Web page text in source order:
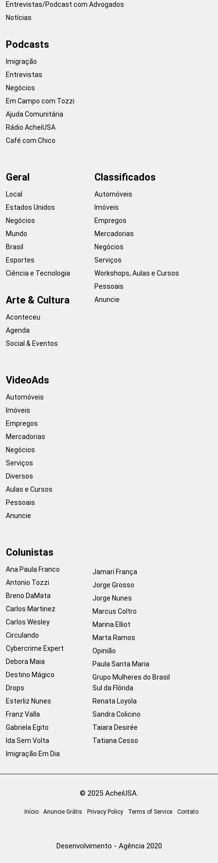
Entrevistas/Podcast com Advogados
Notícias
Podcasts
Imigração
Entrevistas
Negócios
Em Campo com Tozzi
Ajuda Comunitária
Rádio AcheiUSA
Café com Chico
Geral
Local
Estados Unidos
Negócios
Mundo
Brasil
Esportes
Ciência e Tecnologia
Arte & Cultura
Aconteceu
Agenda
Social & Eventos
Classificados
Automóveis
Imóveis
Empregos
Mercadorias
Negócios
Serviços
Workshops, Aulas e Cursos
Pessoais
Anuncie
VideoAds
Automóveis
Imóveis
Empregos
Mercadorias
Negócios
Serviços
Diversos
Aulas e Cursos
Pessoais
Anuncie
Colunistas
Ana Paula Franco
Antonio Tozzi
Breno DaMata
Carlos Martinez
Carlos Wesley
Circulando
Cybercrime Expert
Debora Maia
Destino Mágico
Drops
Esterliz Nunes
Franz Valla
Gabriela Egito
Ida Sem Volta
Imigração Em Dia
Jamari França
Jorge Grosso
Jorge Nunes
Marcus Coltro
Marina Elliot
Marta Ramos
Opinião
Paula Santa Maria
Grupo Mulheres do Brasil
Sul da Flórida
Renata Loyola
Sandra Colicino
Taiara Desirée
Tatiana Cesso
© 2025 AcheiUSA.
Início Anuncie Grátis Privacy Policy Terms of Service Contato
Desenvolvimento - Agência 2020